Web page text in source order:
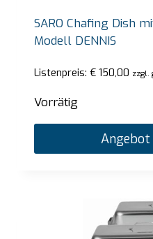
SARO Chafing Dish
Modell DENNIS
Listenpreis: €150,00 zzgl.
Vorrätig